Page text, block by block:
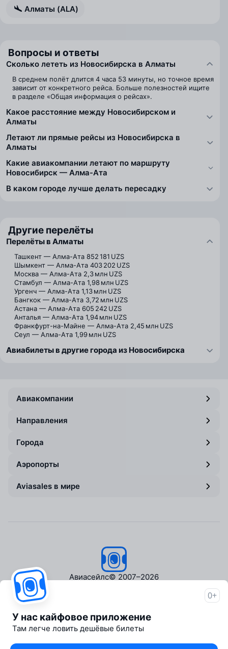
Алматы (ALA)
Вопросы и ответы
Сколько лететь из Новосибирска в Алматы
В среднем полёт длится 4 часа 53 минуты, но точное время
зависит от конкретного рейса. Больше полезностей ищите
в разделе «Общая информация о рейсах».
Какое расстояние между Новосибирском и
Алматы
Летают ли прямые рейсы из Новосибирска в
Алматы
Какие авиакомпании летают по маршруту
Новосибирск — Алма-Ата
В каком городе лучше делать пересадку
Другие перелёты
Перелёты в Алматы
Ташкент — Алма-Ата 852 181 UZS
Шымкент — Алма-Ата 403 202 UZS
Москва — Алма-Ата 2,3 млн UZS
Стамбул — Алма-Ата 1,98 млн UZS
Ургенч — Алма-Ата 1,13 млн UZS
Бангкок — Алма-Ата 3,72 млн UZS
Астана — Алма-Ата 605 242 UZS
Анталья — Алма-Ата 1,94 млн UZS
Франкфурт-на-Майне — Алма-Ата 2,45 млн UZS
Сеул — Алма-Ата 1,99 млн UZS
Авиабилеты в другие города из Новосибирска
Авиакомпании
Направления
Города
Аэропорты
Aviasales в мире
Авиасейлс© 2007–2026
Пресс‑центр
Travelpayouts
Партнёрская программа
Медиа Yo'lovchi
0+
У нас кайфовое приложение
Там легче ловить дешёвые билеты